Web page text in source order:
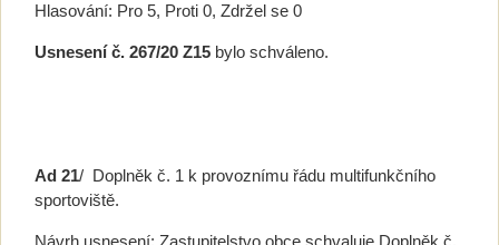
Hlasování: Pro 5, Proti 0, Zdržel se 0
Usnesení č. 267/20 Z15 bylo schváleno.
Ad 21/ Doplněk č. 1 k provoznímu řádu multifunkčního
sportoviště.
Návrh usnesení: Zastupitelstvo obce schvaluje Doplněk č.